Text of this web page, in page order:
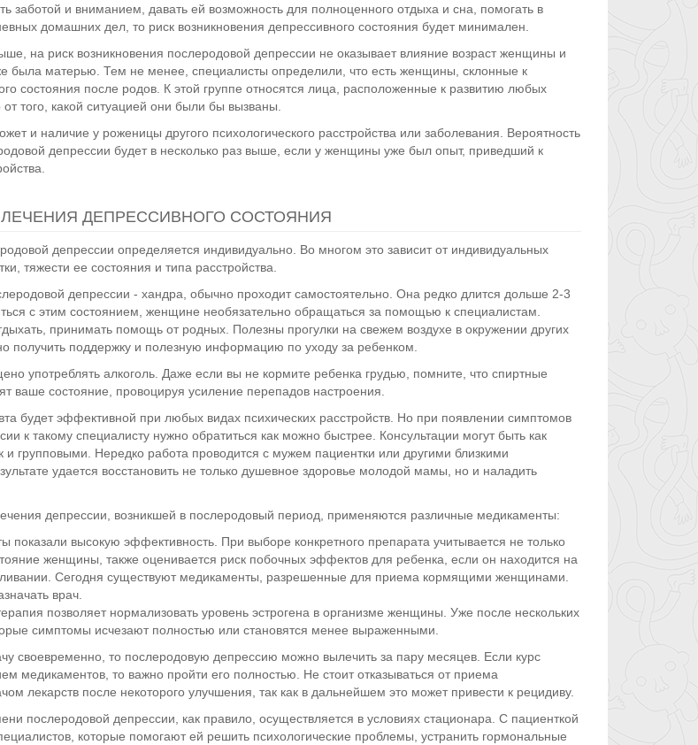
заботой и вниманием, давать ей возможность для полноценного отдыха и сна, помогать в
домашних дел, то риск возникновения депрессивного состояния будет минимален.
на риск возникновения послеродовой депрессии не оказывает влияние возраст женщины и
была матерью. Тем не менее, специалисты определили, что есть женщины, склонные к
состояния после родов. К этой группе относятся лица, расположенные к развитию любых
того, какой ситуацией они были бы вызваны.
и наличие у роженицы другого психологического расстройства или заболевания. Вероятность
депрессии будет в несколько раз выше, если у женщины уже был опыт, приведший к
ДЕПРЕССИВНОГО СОСТОЯНИЯ
депрессии определяется индивидуально. Во многом это зависит от индивидуальных
тяжести ее состояния и типа расстройства.
депрессии - хандра, обычно проходит самостоятельно. Она редко длится дольше 2-3
с этим состоянием, женщине необязательно обращаться за помощью к специалистам.
принимать помощь от родных. Полезны прогулки на свежем воздухе в окружении других
получить поддержку и полезную информацию по уходу за ребенком.
употреблять алкоголь. Даже если вы не кормите ребенка грудью, помните, что спиртные
ваше состояние, провоцируя усиление перепадов настроения.
будет эффективной при любых видах психических расстройств. Но при появлении симптомов
к такому специалисту нужно обратиться как можно быстрее. Консультации могут быть как
и групповыми. Нередко работа проводится с мужем пациентки или другими близкими
удается восстановить не только душевное здоровье молодой мамы, но и наладить
депрессии, возникшей в послеродовый период, применяются различные медикаменты:
показали высокую эффективность. При выборе конкретного препарата учитывается не только
женщины, также оценивается риск побочных эффектов для ребенка, если он находится на
Сегодня существуют медикаменты, разрешенные для приема кормящими женщинами.
врач.
позволяет нормализовать уровень эстрогена в организме женщины. Уже после нескольких
симптомы исчезают полностью или становятся менее выраженными.
своевременно, то послеродовую депрессию можно вылечить за пару месяцев. Если курс
медикаментов, то важно пройти его полностью. Не стоит отказываться от приема
лекарств после некоторого улучшения, так как в дальнейшем это может привести к рецидиву.
послеродовой депрессии, как правило, осуществляется в условиях стационара. С пациенткой
которые помогают ей решить психологические проблемы, устранить гормональные